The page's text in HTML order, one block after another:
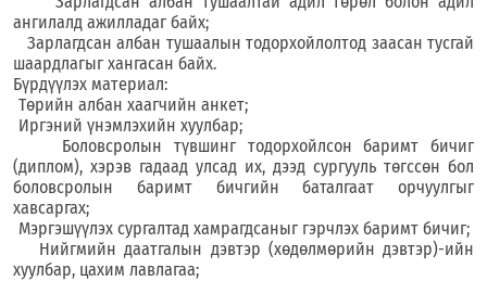
ангилалд ажилладаг байх;
Зарлагдсан албан тушаалын тодорхойлолтод заасан тусгай
шаардлагыг хангасан байх.
Бүрдүүлэх материал:
Төрийн албан хаагчийн анкет;
Иргэний үнэмлэхийн хуулбар;
Боловсролын түвшинг тодорхойлсон баримт бичиг
(диплом), хэрэв гадаад улсад их, дээд сургууль төгссөн бол
боловсролын баримт бичгийн баталгаат орчуулгыг
хавсаргах;
Мэргэшүүлэх сургалтад хамрагдсаныг гэрчлэх баримт бичиг;
Нийгмийн даатгалын дэвтэр (хөдөлмөрийн дэвтэр)-ийн
хуулбар, цахим лавлагаа;